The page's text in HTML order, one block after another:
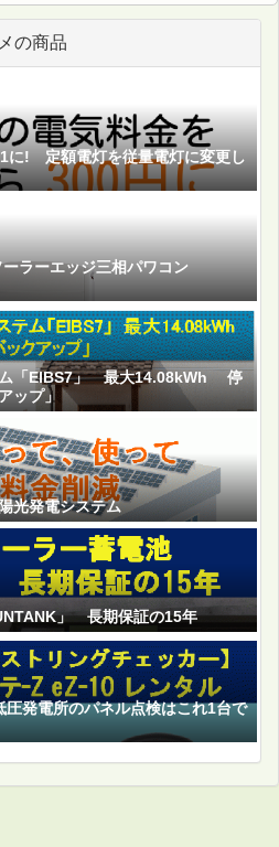
の商品
に! 定額電灯を従量電灯に変更し
ーラーエッジ三相パワコン
ム「EIBS7」 最大14.08kWh 停
ップ」
光発電システム
」 長期保証の15年
発電所のパネル点検はこれ1台で